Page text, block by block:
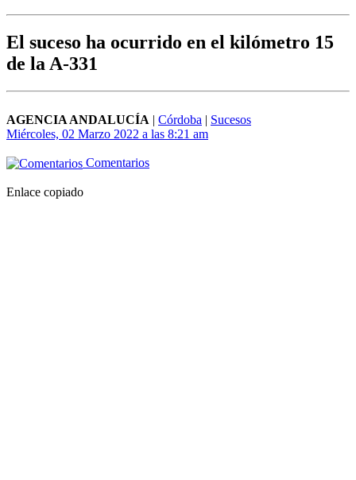
El suceso ha ocurrido en el kilómetro 15
de la A-331
AGENCIA ANDALUCÍA | Córdoba | Sucesos
Miércoles, 02 Marzo 2022 a las 8:21 am
Comentarios
Enlace copiado